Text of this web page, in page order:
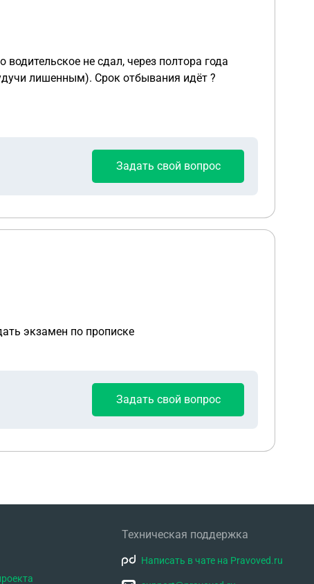
не сдал, через полтора года
лишенным). Срок отбывания идёт ?
Задать свой вопрос
экзамен по прописке
Задать свой вопрос
Техническая поддержка
Написать в чате на Pravoved.ru